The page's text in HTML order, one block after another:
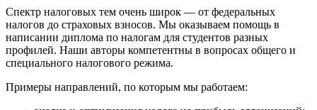
Спектр налоговых тем очень широк — от федеральных
налогов до страховых взносов. Мы оказываем помощь в
написании диплома по налогам для студентов разных
профилей. Наши авторы компетентны в вопросах общего и
специального налогового режима.
Примеры направлений, по которым мы работаем: